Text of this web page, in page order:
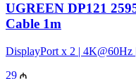
UGREEN DP121
Cable 1m
DisplayPort x 2 | 4K@60Hz
29